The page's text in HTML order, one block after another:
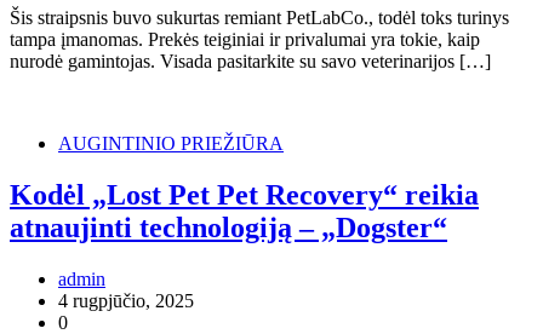
Šis straipsnis buvo sukurtas remiant PetLabCo., todėl toks turinys
tampa įmanomas. Prekės teiginiai ir privalumai yra tokie, kaip
nurodė gamintojas. Visada pasitarkite su savo veterinarijos […]
AUGINTINIO PRIEŽIŪRA
Kodėl „Lost Pet Pet Recovery“ reikia
atnaujinti technologiją – „Dogster“
admin
4 rugpjūčio, 2025
0